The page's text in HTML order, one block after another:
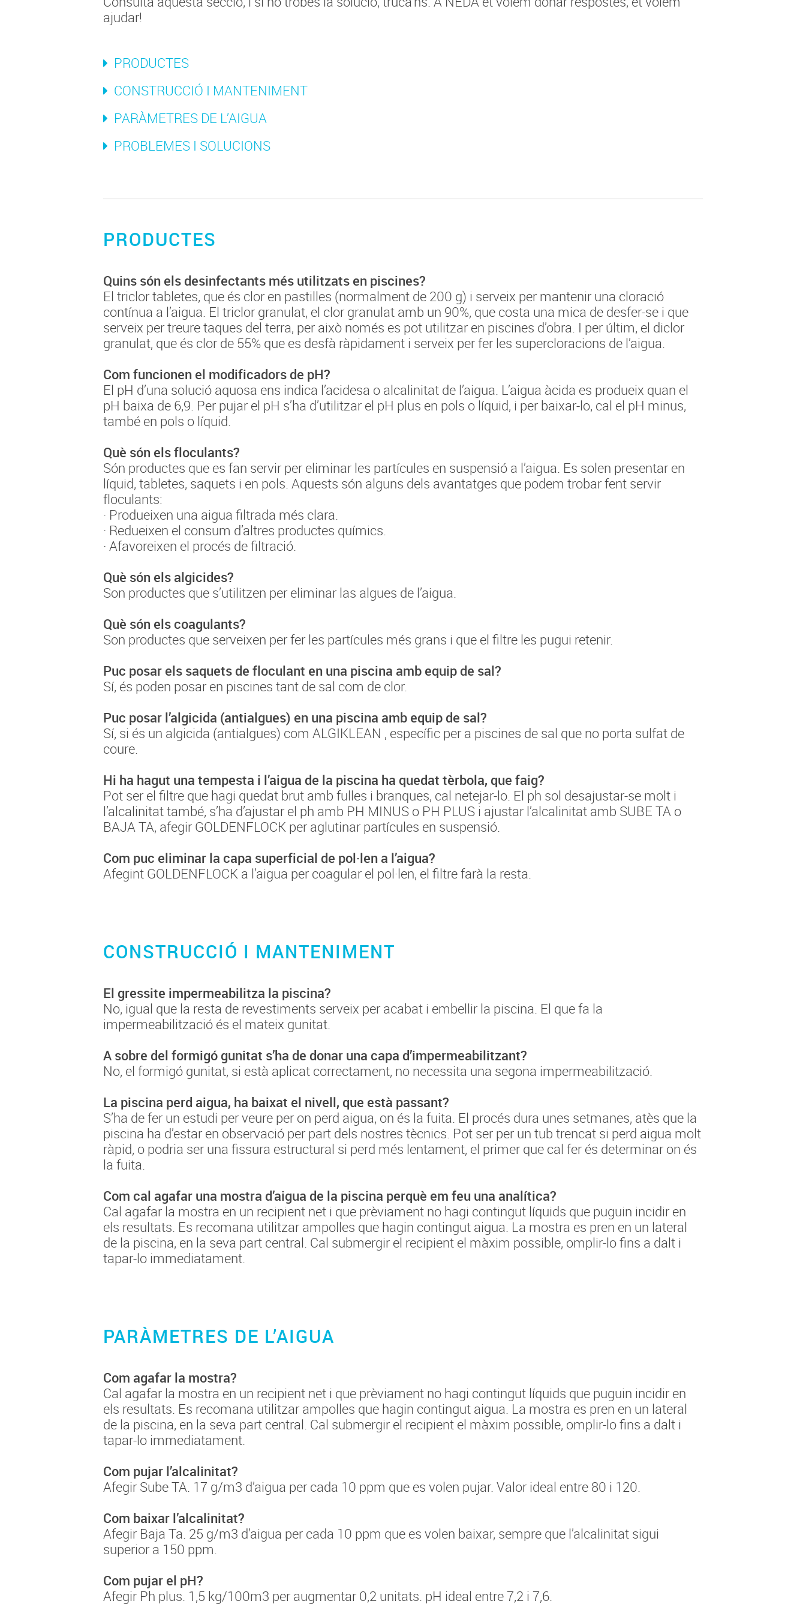
ajudar!
PRODUCTES
CONSTRUCCIÓ I MANTENIMENT
PARÀMETRES DE L’AIGUA
PROBLEMES I SOLUCIONS
PRODUCTES
Quins són els desinfectants més utilitzats en piscines?
El triclor tabletes, que és clor en pastilles (normalment de 200 g) i serveix per mantenir una cloració
contínua a l’aigua. El triclor granulat, el clor granulat amb un 90%, que costa una mica de desfer-se i que
serveix per treure taques del terra, per això només es pot utilitzar en piscines d’obra. I per últim, el diclor
granulat, que és clor de 55% que es desfà ràpidament i serveix per fer les supercloracions de l’aigua.
Com funcionen el modificadors de pH?
El pH d’una solució aquosa ens indica l’acidesa o alcalinitat de l’aigua. L’aigua àcida es produeix quan el
pH baixa de 6,9. Per pujar el pH s’ha d’utilitzar el pH plus en pols o líquid, i per baixar-lo, cal el pH minus,
també en pols o líquid.
Què són els floculants?
Són productes que es fan servir per eliminar les partícules en suspensió a l’aigua. Es solen presentar en
líquid, tabletes, saquets i en pols. Aquests són alguns dels avantatges que podem trobar fent servir
floculants:
· Produeixen una aigua filtrada més clara.
· Redueixen el consum d’altres productes químics.
· Afavoreixen el procés de filtració.
Què són els algicides?
Son productes que s’utilitzen per eliminar las algues de l’aigua.
Què són els coagulants?
Son productes que serveixen per fer les partícules més grans i que el filtre les pugui retenir.
Puc posar els saquets de floculant en una piscina amb equip de sal?
Sí, és poden posar en piscines tant de sal com de clor.
Puc posar l’algicida (antialgues) en una piscina amb equip de sal?
Sí, si és un algicida (antialgues) com ALGIKLEAN , específic per a piscines de sal que no porta sulfat de
coure.
Hi ha hagut una tempesta i l’aigua de la piscina ha quedat tèrbola, que faig?
Pot ser el filtre que hagi quedat brut amb fulles i branques, cal netejar-lo. El ph sol desajustar-se molt i
l’alcalinitat també, s’ha d’ajustar el ph amb PH MINUS o PH PLUS i ajustar l’alcalinitat amb SUBE TA o
BAJA TA, afegir GOLDENFLOCK per aglutinar partícules en suspensió.
Com puc eliminar la capa superficial de pol·len a l’aigua?
Afegint GOLDENFLOCK a l’aigua per coagular el pol·len, el filtre farà la resta.
CONSTRUCCIÓ I MANTENIMENT
El gressite impermeabilitza la piscina?
No, igual que la resta de revestiments serveix per acabat i embellir la piscina. El que fa la
impermeabilització és el mateix gunitat.
A sobre del formigó gunitat s’ha de donar una capa d’impermeabilitzant?
No, el formigó gunitat, si està aplicat correctament, no necessita una segona impermeabilització.
La piscina perd aigua, ha baixat el nivell, que està passant?
S’ha de fer un estudi per veure per on perd aigua, on és la fuita. El procés dura unes setmanes, atès que la
piscina ha d’estar en observació per part dels nostres tècnics. Pot ser per un tub trencat si perd aigua molt
ràpid, o podria ser una fissura estructural si perd més lentament, el primer que cal fer és determinar on és
la fuita.
Com cal agafar una mostra d’aigua de la piscina perquè em feu una analítica?
Cal agafar la mostra en un recipient net i que prèviament no hagi contingut líquids que puguin incidir en
els resultats. Es recomana utilitzar ampolles que hagin contingut aigua. La mostra es pren en un lateral
de la piscina, en la seva part central. Cal submergir el recipient el màxim possible, omplir-lo fins a dalt i
tapar-lo immediatament.
PARÀMETRES DE L’AIGUA
Com agafar la mostra?
Cal agafar la mostra en un recipient net i que prèviament no hagi contingut líquids que puguin incidir en
els resultats. Es recomana utilitzar ampolles que hagin contingut aigua. La mostra es pren en un lateral
de la piscina, en la seva part central. Cal submergir el recipient el màxim possible, omplir-lo fins a dalt i
tapar-lo immediatament.
Com pujar l’alcalinitat?
Afegir Sube TA. 17 g/m3 d’aigua per cada 10 ppm que es volen pujar. Valor ideal entre 80 i 120.
Com baixar l’alcalinitat?
Afegir Baja Ta. 25 g/m3 d’aigua per cada 10 ppm que es volen baixar, sempre que l’alcalinitat sigui
superior a 150 ppm.
Com pujar el pH?
Afegir Ph plus. 1,5 kg/100m3 per augmentar 0,2 unitats. pH ideal entre 7,2 i 7,6.